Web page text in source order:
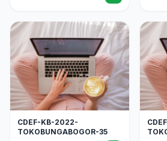
CDEF-KB-2022-
TOKOBUNGABOGOR-35